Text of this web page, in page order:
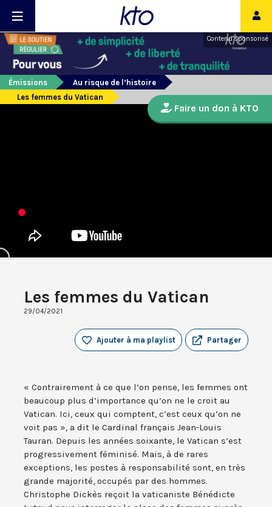
Contenu sponsorisé
Émissions
Au risque de l’histoire
Les femmes du Vatican
Les femmes du Vatican
29/04/2021
Partager
Ajouter à ma playlist
« Contrairement à ce que l’on pense, les femmes ont
beaucoup plus d’importance qu’on ne le croit au
Vatican. Ici, ceux qui comptent, c’est ceux qu’on ne
voit pas », a dit le Cardinal français Jean-Louis
Tauran. Depuis les années soixante, le Vatican s’est
progressivement féminisé. Mais, à de rares
exceptions, les postes à responsabilité sont, en très
grande majorité, occupés par des hommes.
Christophe Dickès reçoit la vaticaniste Bénédicte
Faire un don à KTO